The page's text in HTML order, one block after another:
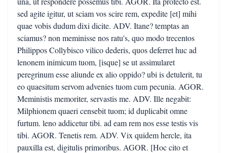
sed agite igitur, ut sciam vos scire rem, expedite [et] mihi
quae vobis dudum dixi dicite. ADV. Itane? temptas an
sciamus? non meminisse nos ratu's, quo modo trecentos
Philippos Collybisco vilico dederis, quos deferret huc ad
lenonem inimicum tuom, [isque] se ut assimularet
peregrinum esse aliunde ex alio oppido? ubi is detulerit, tu
eo quaesitum servom advenies tuom cum pecunia. AGOR.
Meministis memoriter, servastis me. ADV. Ille negabit:
Milphionem quaeri censebit tuom; id duplicabit omne
furtum. leno addicetur tibi. ad eam rem nos esse testis vis
tibi. AGOR. Tenetis rem. ADV. Vix quidem hercle, ita
pauxilla est, digitulis primoribus. AGOR. [Hoc cito et